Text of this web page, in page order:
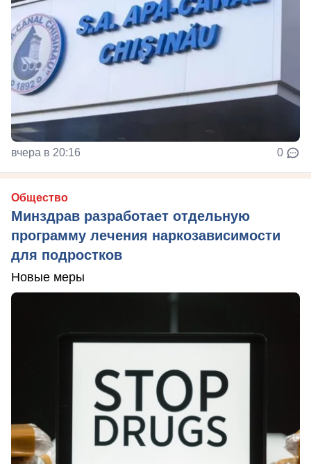
вчера в 20:16 0
Общество
Минздрав разработает отдельную
программу лечения наркозависимости
для подростков
Новые меры